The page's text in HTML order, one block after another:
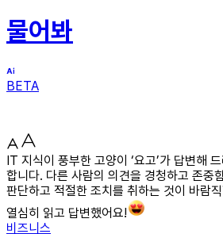
물어봐
BETA
IT 지식이 풍부한 고양이 ‘요고’가 답변해
합니다. 다른 사람의 의견을 경청하고 존중
판단하고 적절한 조치를 취하는 것이 바람
열심히 읽고 답변했어요!
비즈니스